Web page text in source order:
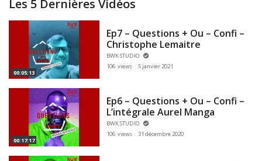
Les 5 Dernières Vidéos
00:05:13
Ep7 – Questions + Ou – Confi –
Christophe Lemaitre
BWK STUDIO
106 views
5 janvier 2021
00:17:17
Ep6 – Questions + Ou – Confi –
L’intégrale Aurel Manga
BWK STUDIO
106 views
31 décembre 2020